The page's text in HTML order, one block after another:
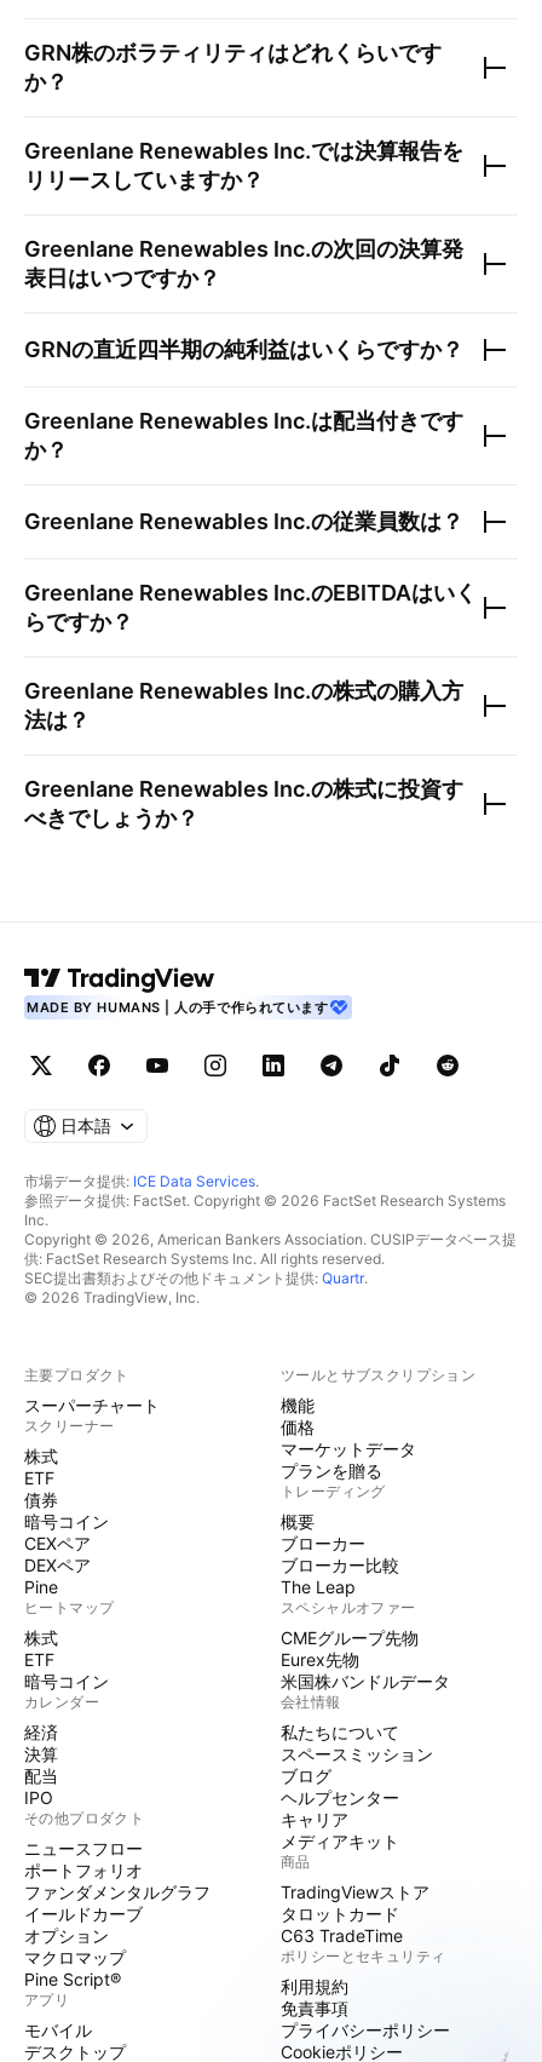
GRN株のボラティリティはどれくらいです
か？
Greenlane Renewables Inc.では決算報告を
リリースしていますか？
Greenlane Renewables Inc.の次回の決算発
表日はいつですか？
GRNの直近四半期の純利益はいくらですか？
Greenlane Renewables Inc.は配当付きです
か？
Greenlane Renewables Inc.の従業員数は？
Greenlane Renewables Inc.のEBITDAはいく
らですか？
Greenlane Renewables Inc.の株式の購入方
法は？
Greenlane Renewables Inc.の株式に投資す
べきでしょうか？
MADE BY HUMANS | 人の手で作られています
日本語
市場データ提供: ICE Data Services.
参照データ提供: FactSet. Copyright © 2026 FactSet Research Systems
Inc.
Copyright © 2026, American Bankers Association. CUSIPデータベース提
供: FactSet Research Systems Inc. All rights reserved.
SEC提出書類およびその他ドキュメント提供: Quartr.
© 2026 TradingView, Inc.
主要プロダクト
スーパーチャート
スクリーナー
株式
ETF
債券
暗号コイン
CEXペア
DEXペア
Pine
ヒートマップ
株式
ETF
暗号コイン
カレンダー
経済
決算
配当
IPO
その他プロダクト
ニュースフロー
ポートフォリオ
ファンダメンタルグラフ
イールドカーブ
オプション
マクロマップ
Pine Script®
アプリ
モバイル
デスクトップ
ツールとサブスクリプション
機能
価格
マーケットデータ
プランを贈る
トレーディング
概要
ブローカー
ブローカー比較
The Leap
スペシャルオファー
CMEグループ先物
Eurex先物
米国株バンドルデータ
会社情報
私たちについて
スペースミッション
ブログ
ヘルプセンター
キャリア
メディアキット
商品
TradingViewストア
タロットカード
C63 TradeTime
ポリシーとセキュリティ
利用規約
免責事項
プライバシーポリシー
Cookieポリシー